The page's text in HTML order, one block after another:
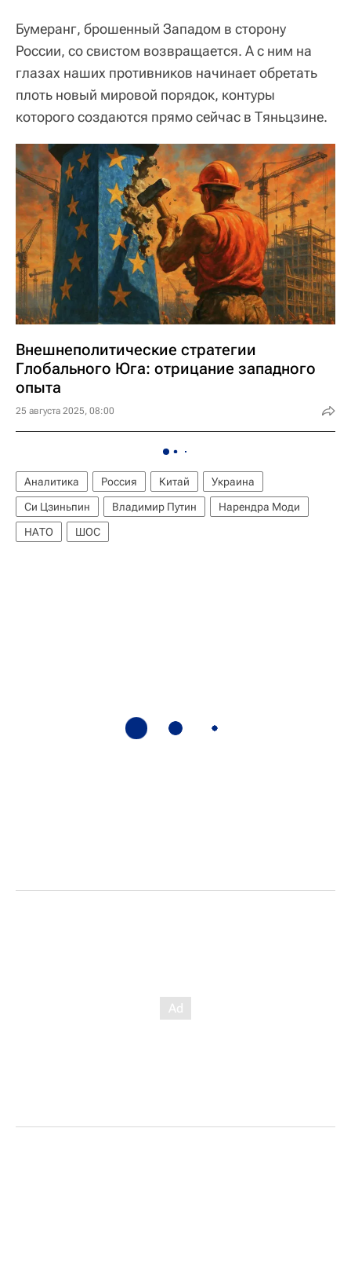
Бумеранг, брошенный Западом в сторону
России, со свистом возвращается. А с ним на
глазах наших противников начинает обретать
плоть новый мировой порядок, контуры
которого создаются прямо сейчас в Тяньцзине.
Внешнеполитические стратегии
Глобального Юга: отрицание западного
опыта
25 августа 2025, 08:00
Аналитика Россия Китай
Украина
Си Цзиньпин
Владимир Путин
Нарендра Моди
НАТО
ШОС